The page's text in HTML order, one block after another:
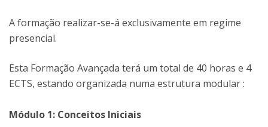
A formação realizar-se-á exclusivamente em regime
presencial.
Esta Formação Avançada terá um total de 40 horas e 4
ECTS, estando organizada numa estrutura modular :
Módulo 1: Conceitos Iniciais